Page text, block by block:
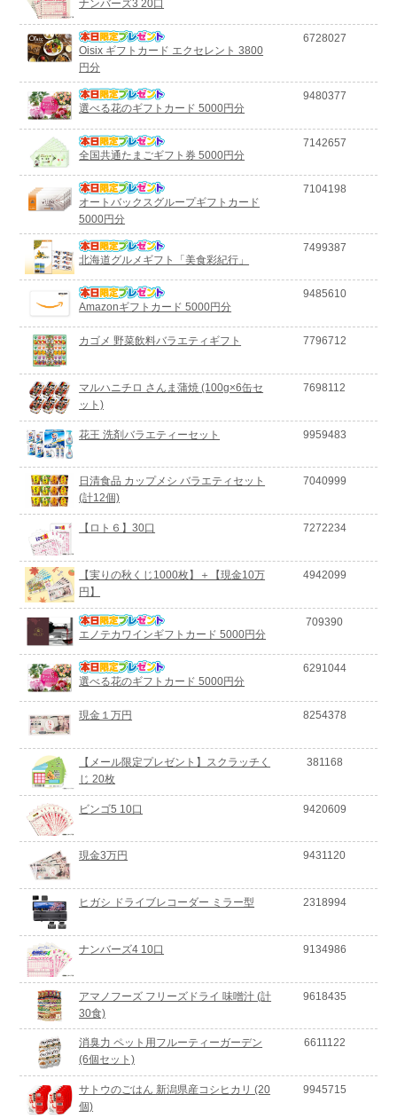
ナンバーズ3 20口
Oisix ギフトカード エクセレント 3800
円分
6728027
選べる花のギフトカード 5000円分
9480377
全国共通たまごギフト券 5000円分
7142657
オートバックスグループギフトカード
5000円分
7104198
北海道グルメギフト「美食彩紀行」
7499387
Amazonギフトカード 5000円分
9485610
カゴメ 野菜飲料バラエティギフト 7796712
マルハニチロ さんま蒲焼 (100g×6缶セ
ット)
7698112
花王 洗剤バラエティーセット 9959483
日清食品 カップメシ バラエティセット
(計12個)
7040999
【ロト６】30口 7272234
【実りの秋くじ1000枚】＋【現金10万
円】
4942099
エノテカワインギフトカード 5000円分
709390
選べる花のギフトカード 5000円分
6291044
現金１万円 8254378
【メール限定プレゼント】スクラッチく
じ 20枚
381168
ビンゴ5 10口 9420609
現金3万円 9431120
ヒガシ ドライブレコーダー ミラー型 2318994
ナンバーズ4 10口 9134986
アマノフーズ フリーズドライ 味噌汁 (計
30食)
9618435
消臭力 ペット用フルーティーガーデン
(6個セット)
6611122
サトウのごはん 新潟県産コシヒカリ (20
個)
9945715